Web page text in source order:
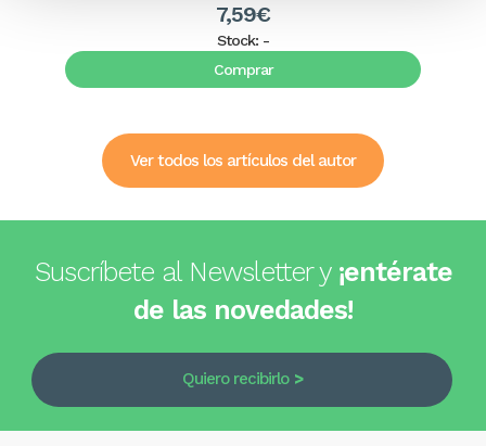
7,59€
Stock: -
Comprar
Ver todos los artículos del autor
Suscríbete al Newsletter y ¡entérate
de las novedades!
Quiero recibirlo